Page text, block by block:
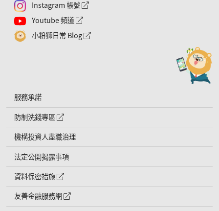
Instagram 帳號 外網連結符號
Youtube 頻道 外網連結符號
小粉獅日常 Blog 外網連結符號
服務承諾
防制洗錢專區
外網連結符號
機構投資人盡職治理
法定公開揭露事項
資料保密措施
外網連結符號
友善金融服務網 外網連結符號